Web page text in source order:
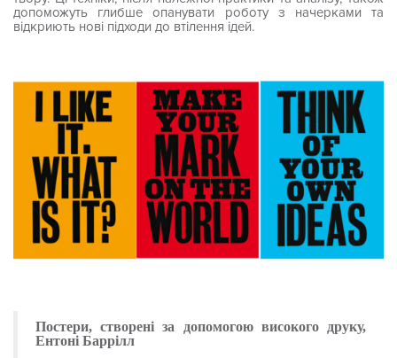
допоможуть глибше опанувати роботу з начерками та
відкриють нові підходи до втілення ідей.
Постери, створені за допомогою високого друку,
Ентоні Баррілл